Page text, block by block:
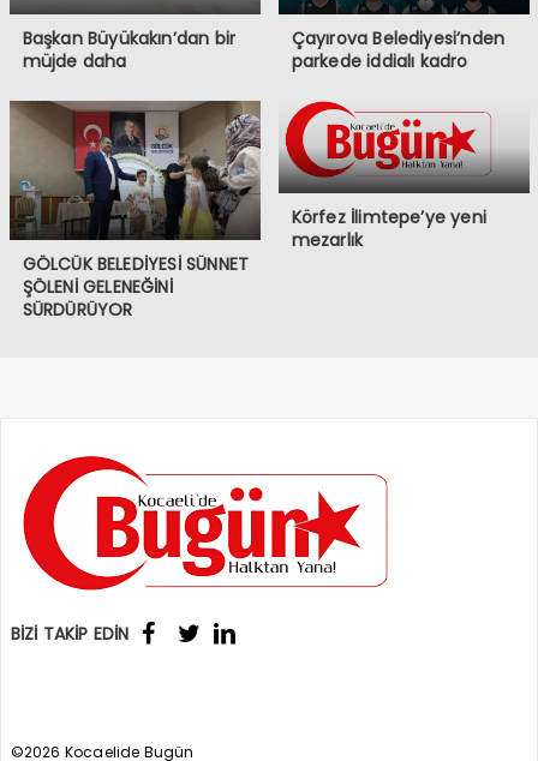
Başkan Büyükakın’dan bir
müjde daha
Çayırova Belediyesi’nden
parkede iddialı kadro
GÖLCÜK BELEDİYESİ SÜNNET
ŞÖLENİ GELENEĞİNİ
SÜRDÜRÜYOR
Körfez İlimtepe’ye yeni
mezarlık
BİZİ TAKİP EDİN
©2026 Kocaelide Bugün